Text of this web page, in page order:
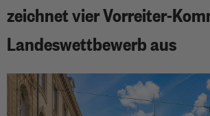
zeichnet vier Vorreiter-
Landeswettbewerb aus